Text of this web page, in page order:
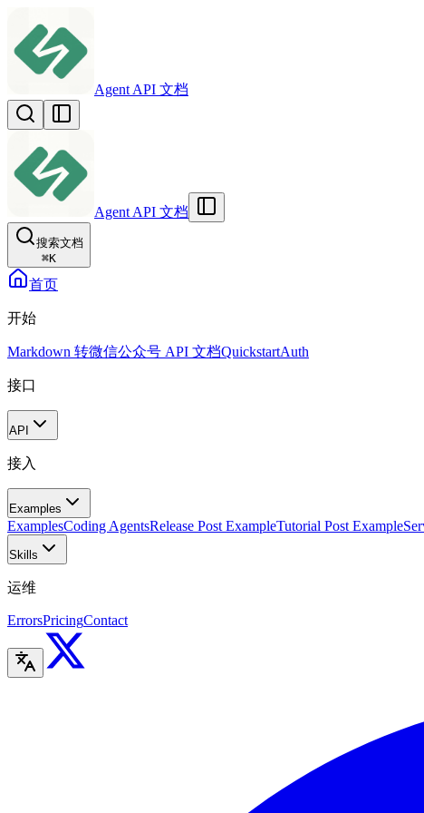
Agent API 文档
Agent API 文档
搜索文档
⌘K
首页
开始
Markdown 转微信公众号 API 文档QuickstartAuth
接口
API
接入
Examples
ExamplesCoding AgentsRelease Post ExampleTutorial Post Example
Skills
运维
ErrorsPricingContact